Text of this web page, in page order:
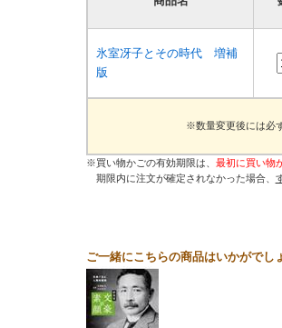
氷室冴子とその時代 増補
版
※数量変更後には必
※買い物かごの有効期限は、 最初に買い物
期限内に注文が確定されなかった場合、
ご一緒にこちらの商品はいかがでし